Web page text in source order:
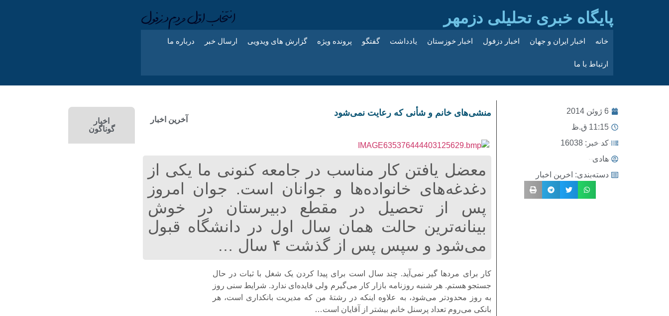
پایگاه خبری تحلیلی دزمهر
خانه اخبار ایران و جهان اخبار دزفول اخبار خوزستان یادداشت گفتگو پرونده ویژه گزارش های ویدویی ارسال خبر درباره ما
ارتباط با ما
6 ژوئن 2014
11:15 ق.ظ
کد خبر: 16038
هادی
دسته‌بندی: اخرین اخبار
منشی‌های خانم و شأنی که رعایت نمی‌شود
معضل یافتن کار مناسب در جامعه کنونی ما یکی از
دغدغه‌های خانواده‌ها و جوانان است. جوان امروز
پس از تحصیل در مقطع دبیرستان در خوش
بینانه‌ترین حالت‌‌ همان سال اول در دانشگاه قبول
می‌شود و سپس پس از گذشت ۴ سال …
کار برای مرد‌ها گیر نمی‌آید. چند سال است برای پیدا کردن یک شغل با ثبات در حال
جستجو هستم. هر شنبه روزنامه بازار کار می‌گیرم ولی فایده‌ای ندارد. شرایط سنی روز
به روز محدود‌تر می‌شود، به علاوه اینکه در رشتهٔ من که مدیریت بانکداری است، هر
بانکی می‌روم تعداد پرسنل خانم بیشتر از آقایان است…
آخرین اخبار
اخبار
گوناگون